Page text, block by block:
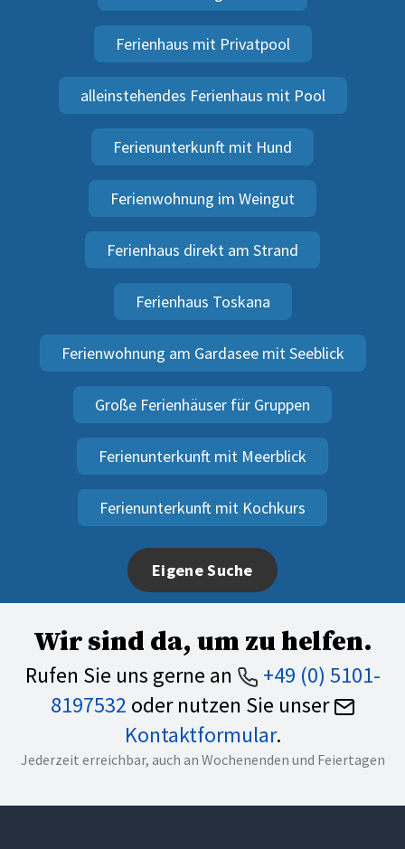
Ferienhaus mit Privatpool
alleinstehendes Ferienhaus mit Pool
Ferienunterkunft mit Hund
Ferienwohnung im Weingut
Ferienhaus direkt am Strand
Ferienhaus Toskana
Ferienwohnung am Gardasee mit Seeblick
Große Ferienhäuser für Gruppen
Ferienunterkunft mit Meerblick
Ferienunterkunft mit Kochkurs
Eigene Suche
Wir sind da, um zu helfen.
Rufen Sie uns gerne an
+49 (0) 5101-
8197532 oder nutzen Sie unser
Kontaktformular.
Jederzeit erreichbar, auch an Wochenenden und Feiertagen